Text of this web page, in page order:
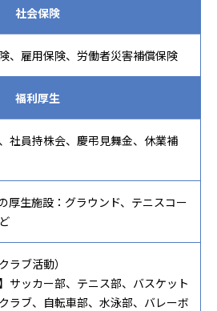
社会保険
、雇用保険、労働者災害補償保険
福利厚生
社員持株会、慶弔見舞金、休業補
厚生施設：グラウンド、テニスコー
ラブ活動）
サッカー部、テニス部、バスケット
ラブ、自転車部、水泳部、バレーボ